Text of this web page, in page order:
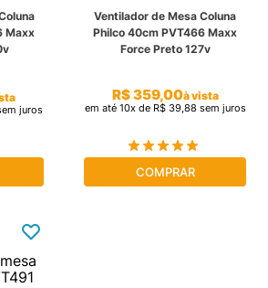
Maxx
juros
Ventilador de Mesa Coluna
Philco 40cm PVT466 Maxx
Force Preto 127v
R$359,00à vista
em até 10x de R$ 39,88 sem juros
COMPRAR